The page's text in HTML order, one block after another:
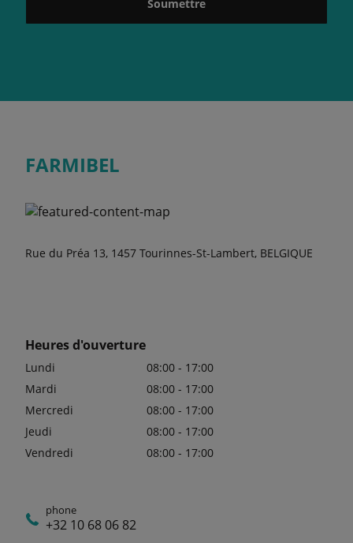
Soumettre
FARMIBEL
Rue du Préa 13, 1457 Tourinnes-St-Lambert, BELGIQUE
Heures d'ouverture
Lundi
08:00 - 17:00
Mardi
08:00 - 17:00
Mercredi
08:00 - 17:00
Jeudi
08:00 - 17:00
Vendredi
08:00 - 17:00
phone
+32 10 68 06 82